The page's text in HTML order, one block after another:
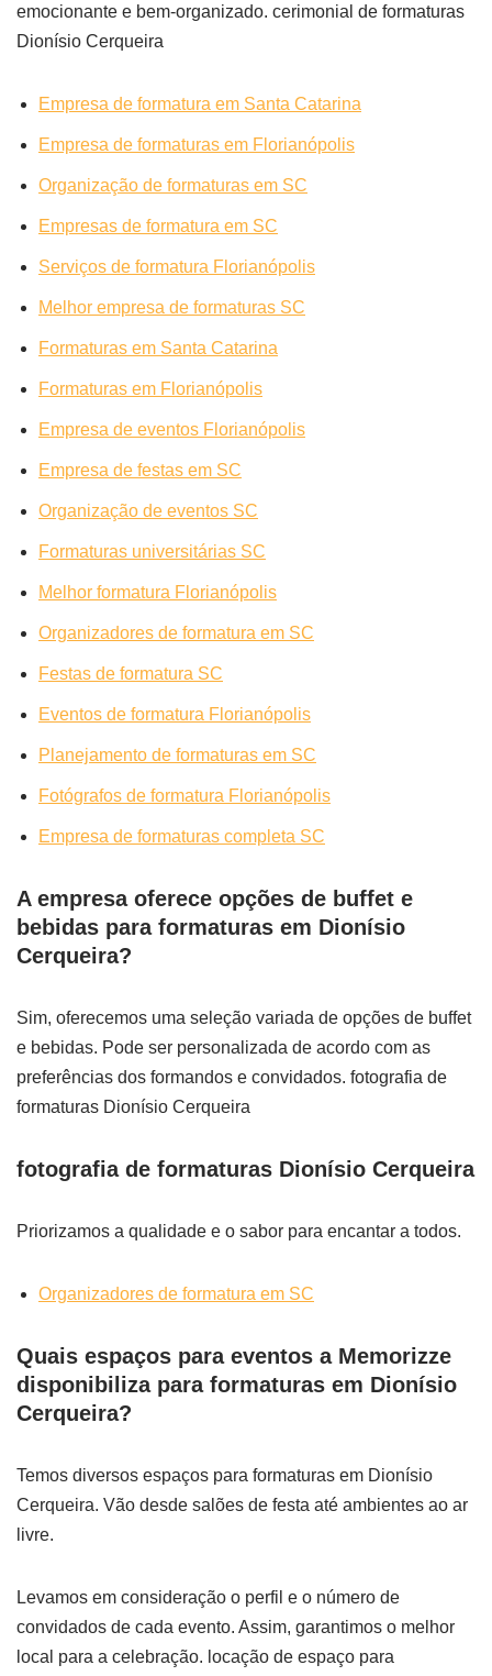
emocionante e bem-organizado. cerimonial de formaturas
Dionísio Cerqueira
Empresa de formatura em Santa Catarina
Empresa de formaturas em Florianópolis
Organização de formaturas em SC
Empresas de formatura em SC
Serviços de formatura Florianópolis
Melhor empresa de formaturas SC
Formaturas em Santa Catarina
Formaturas em Florianópolis
Empresa de eventos Florianópolis
Empresa de festas em SC
Organização de eventos SC
Formaturas universitárias SC
Melhor formatura Florianópolis
Organizadores de formatura em SC
Festas de formatura SC
Eventos de formatura Florianópolis
Planejamento de formaturas em SC
Fotógrafos de formatura Florianópolis
Empresa de formaturas completa SC
A empresa oferece opções de buffet e
bebidas para formaturas em Dionísio
Cerqueira?
Sim, oferecemos uma seleção variada de opções de buffet
e bebidas. Pode ser personalizada de acordo com as
preferências dos formandos e convidados. fotografia de
formaturas Dionísio Cerqueira
fotografia de formaturas Dionísio Cerqueira
Priorizamos a qualidade e o sabor para encantar a todos.
Organizadores de formatura em SC
Quais espaços para eventos a Memorizze
disponibiliza para formaturas em Dionísio
Cerqueira?
Temos diversos espaços para formaturas em Dionísio
Cerqueira. Vão desde salões de festa até ambientes ao ar
livre.
Levamos em consideração o perfil e o número de
convidados de cada evento. Assim, garantimos o melhor
local para a celebração. locação de espaço para